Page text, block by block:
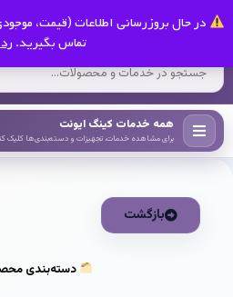
در حال بروزرسانی اطلاعات (قیمت،
تماس بگیرید.
کینگ ایونت
همه خدمات کینگ ایونت
برای مشاهده خدمات، تجهیزات و دسته‌بندی‌ها کلیک
بازگشت
دسته‌بندی